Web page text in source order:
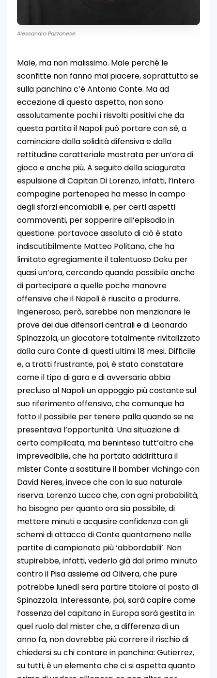
Alessandro Pazzanese
Male, ma non malissimo. Male perché le
sconfitte non fanno mai piacere, soprattutto se
sulla panchina c’è Antonio Conte. Ma ad
eccezione di questo aspetto, non sono
assolutamente pochi i risvolti positivi che da
questa partita il Napoli può portare con sé, a
cominciare dalla solidità difensiva e dalla
rettitudine caratteriale mostrata per un’ora di
gioco e anche più. A seguito della sciagurata
espulsione di Capitan Di Lorenzo, infatti, l’intera
compagine partenopea ha messo in campo
degli sforzi encomiabili e, per certi aspetti
commoventi, per sopperire all’episodio in
questione: portavoce assoluto di ciò è stato
indiscutibilmente Matteo Politano, che ha
limitato egregiamente il talentuoso Doku per
quasi un’ora, cercando quando possibile anche
di partecipare a quelle poche manovre
offensive che il Napoli è riuscito a produrre.
Ingeneroso, però, sarebbe non menzionare le
prove dei due difensori centrali e di Leonardo
Spinazzola, un giocatore totalmente rivitalizzato
dalla cura Conte di questi ultimi 18 mesi. Difficile
e, a tratti frustrante, poi, è stato constatare
come il tipo di gara e di avversario abbia
precluso al Napoli un appoggio più costante sul
suo riferimento offensivo, che comunque ha
fatto il possibile per tenere palla quando se ne
presentava l’opportunità. Una situazione di
certo complicata, ma beninteso tutt’altro che
imprevedibile, che ha portato addirittura il
mister Conte a sostituire il bomber vichingo con
David Neres, invece che con la sua naturale
riserva. Lorenzo Lucca che, con ogni probabilità,
ha bisogno per quanto ora sia possibile, di
mettere minuti e acquisire confidenza con gli
schemi di attacco di Conte quantomeno nelle
partite di campionato più ‘abbordabili’. Non
stupirebbe, infatti, vederlo già dal primo minuto
contro il Pisa assieme ad Olivera, che pure
potrebbe lunedì sera partire titolare al posto di
Spinazzola. Interessante, poi, sarà capire come
l’assenza del capitano in Europa sarà gestita in
quel ruolo dal mister che, a differenza di un
anno fa, non dovrebbe più correre il rischio di
chiedersi su chi contare in panchina: Gutierrez,
su tutti, è un elemento che ci si aspetta quanto